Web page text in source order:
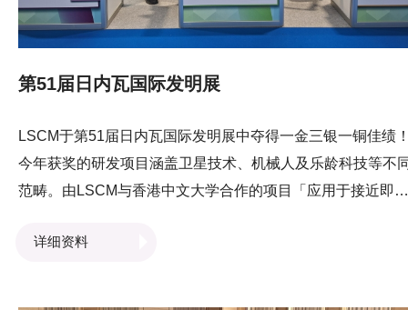
第51届日内瓦国际发明展
LSCM于第51届日内瓦国际发明展中夺得一金三银一铜佳绩
今年获奖的研发项目涵盖卫星技术、机械人及乐龄科技等不
范畴。由LSCM与香港中文大学合作的项目「应用于接近即时
术包括「多个机械人协作搬运系统」、「基于大语言模型的
详细资料